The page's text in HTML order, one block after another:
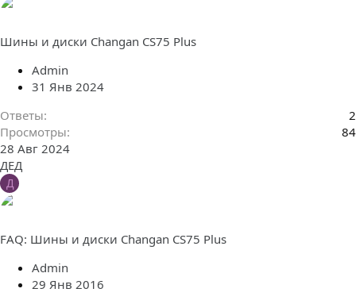
Шины и диски Changan CS75 Plus
Admin
31 Янв 2024
Ответы
2
Просмотры
84
28 Авг 2024
ДЕД
Д
FAQ: Шины и диски Changan CS75 Plus
Admin
29 Янв 2016